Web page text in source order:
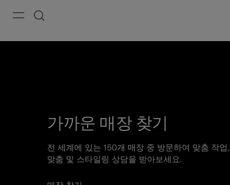
가까운 매장 찾기
전 세계에 있는 150개 매장 중 방문하여 맞춤 작업,
맞춤 및 스타일링 상담을 받아보세요.